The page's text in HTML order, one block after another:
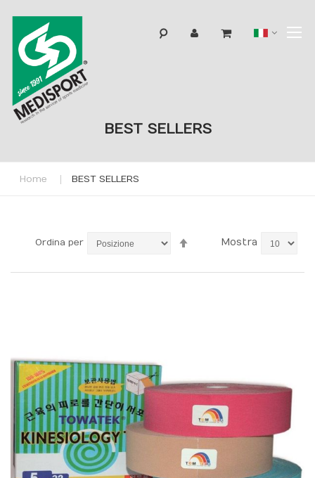
Lingua
BEST SELLERS
Home BEST SELLERS
Ordina per
ImpostaMostra